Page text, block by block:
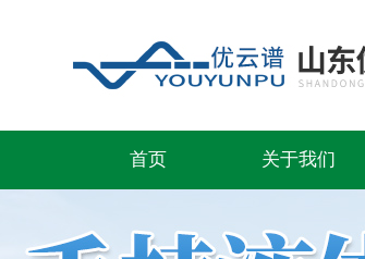
首页 关于我们